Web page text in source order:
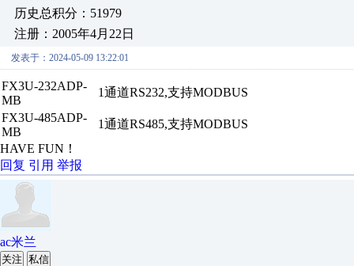
历史总积分：51979
注册：2005年4月22日
发表于：2024-05-09 13:22:01
FX3U-232ADP-
MB
1通道RS232,支持MODBUS
FX3U-485ADP-
MB
1通道RS485,支持MODBUS
HAVE FUN！
回复 引用 举报
ac米兰
关注 私信